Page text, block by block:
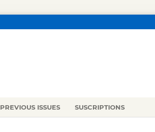
PREVIOUS ISSUES SUSCRIPTIONS